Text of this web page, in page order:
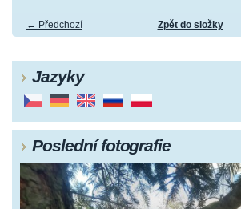
← Předchozí Zpět do složky
Jazyky
Poslední fotografie